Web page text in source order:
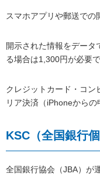
スマホアプリや郵送での
開示された情報をデータ
る場合は1,300円が必要で
クレジットカード・コン
リア決済（iPhoneからの
KSC（全国銀行
全国銀行協会（JBA）が